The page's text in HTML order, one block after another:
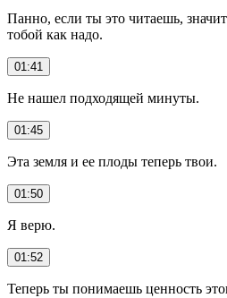
Панно, если ты это читаешь,
тобой как надо.
01:41
Не нашел подходящей минуты.
01:45
Эта земля и ее плоды теперь твои.
01:50
Я верю.
01:52
Теперь ты понимаешь ценность